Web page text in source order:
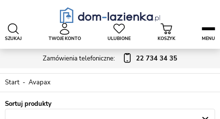
Zamówienia telefoniczne: 22 734 34 35
SZUKAJ TWOJE KONTO ULUBIONE KOSZYK MENU
Start Avapax
Sortuj produkty